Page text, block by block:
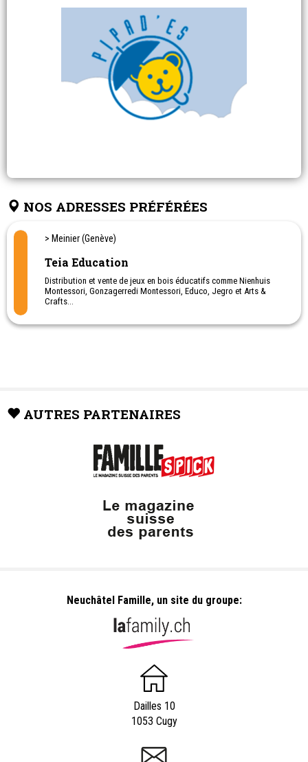
NOS ADRESSES PRÉFÉRÉES
> Meinier (Genève)
Teia Education
Distribution et vente de jeux en bois éducatifs comme Nienhuis
Montessori, Gonzagerredi Montessori, Educo, Jegro et Arts &
Crafts...
AUTRES PARTENAIRES
Neuchâtel Famille, un site du groupe:
Dailles 10
1053 Cugy